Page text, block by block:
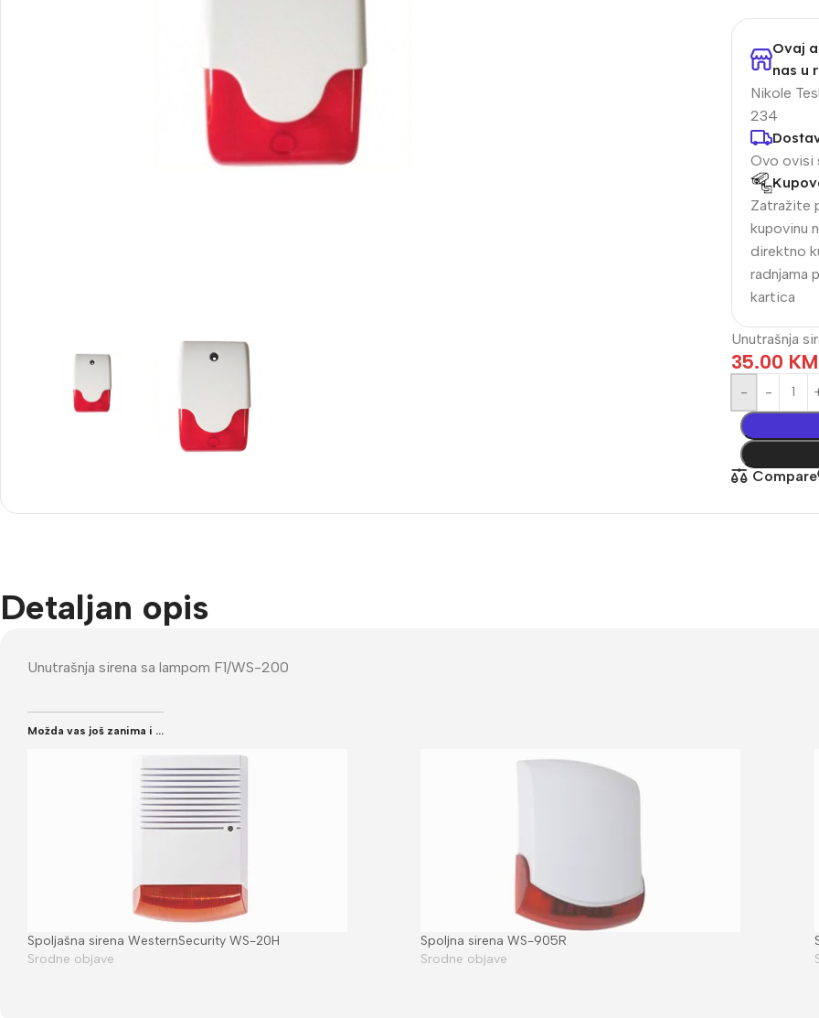
HikVision
Tiandy
Imou
Testeri
Ovaj
nas u
Nikole
234
Ovo ovisi
Zatražite
kupovinu
direktno
radnjama
kartica
Unutrašnja
35.00 KM
-
Compare
Detaljan opis
Unutrašnja sirena sa lampom F1/WS-200
Možda vas još zanima i ...
Spoljašna sirena WesternSecurity WS-20H
Srodne objave
Spoljna sirena WS-905R
Srodne objave